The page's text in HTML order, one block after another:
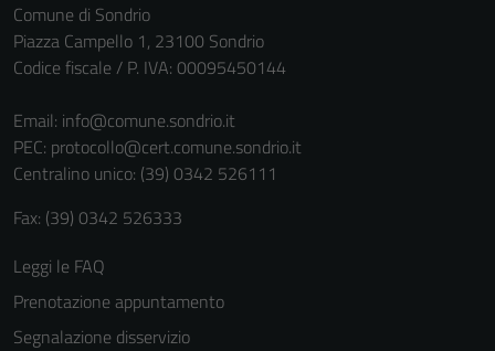
Comune di Sondrio
Piazza Campello 1, 23100 Sondrio
Codice fiscale / P. IVA: 00095450144
Email: info@comune.sondrio.it
PEC: protocollo@cert.comune.sondrio.it
Centralino unico: (39) 0342 526111
Fax: (39) 0342 526333
Leggi le FAQ
Prenotazione appuntamento
Segnalazione disservizio